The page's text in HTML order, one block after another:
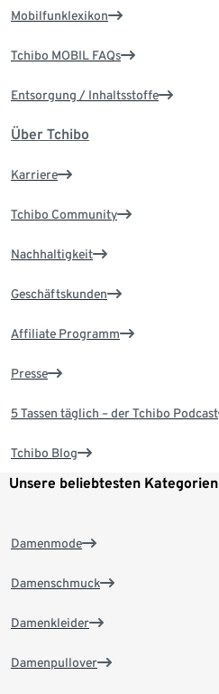
Mobilfunklexikon
Tchibo MOBIL FAQs
Entsorgung / Inhaltsstoffe
Über Tchibo
Karriere
Tchibo Community
Nachhaltigkeit
Geschäftskunden
Affiliate Programm
Presse
5 Tassen täglich – der Tchibo Podcast
Tchibo Blog
Unsere beliebtesten Kategorien
Damenmode
Damenschmuck
Damenkleider
Damenpullover